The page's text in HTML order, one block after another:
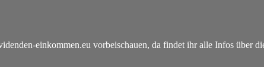
einkommen.eu vorbeischauen, da findet ihr alle Infos über